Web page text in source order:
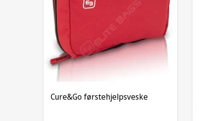
Cure&Go førstehjelpsveske